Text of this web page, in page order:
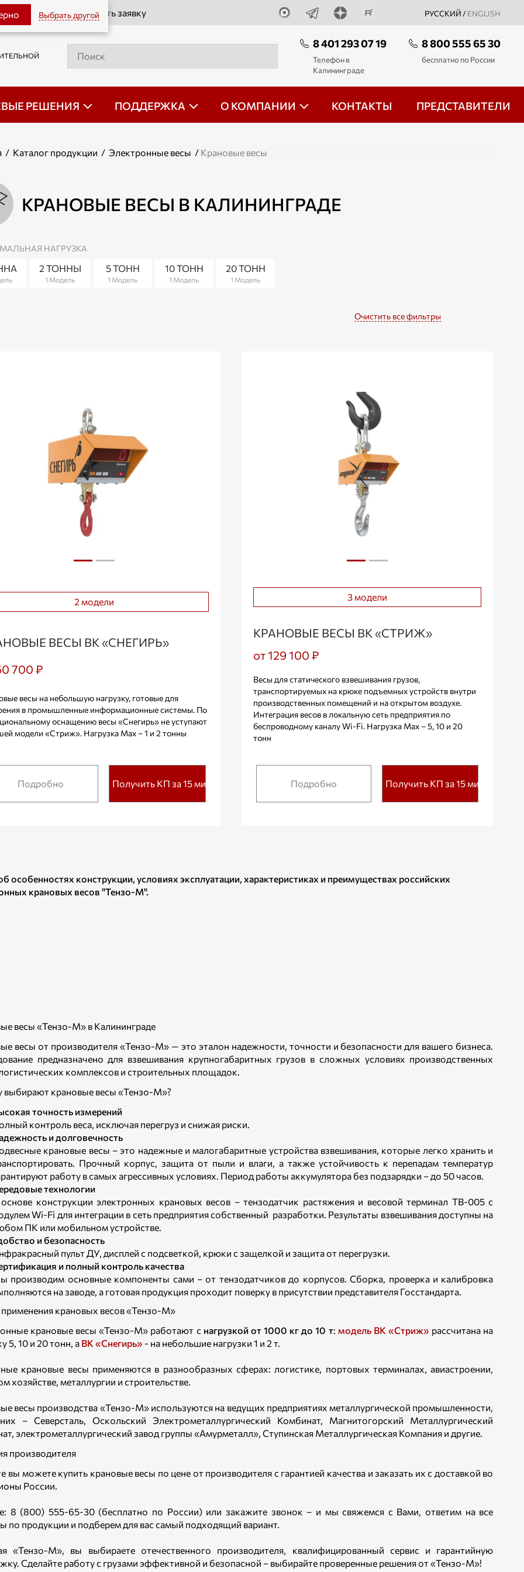
Выбрать другой РУССКИЙ / ENGLISH
Оставить заявку
8 401 293 07 19
Телефон в
Калининграде
8 800 555 65 30
бесплатно по России
РЕШЕНИЯ ПОДДЕРЖКА О КОМПАНИИ КОНТАКТЫ ПРЕДСТАВИТЕЛИ
/ Каталог продукции / Электронные весы / Крановые весы
КРАНОВЫЕ ВЕСЫ В КАЛИНИНГРАДЕ
НАГРУЗКА
2 ТОННЫ
1 Модель
5 ТОНН
1 Модель
10 ТОНН
1 Модель
20 ТОНН
1 Модель
Очистить все фильтры
2 модели
ВЕСЫ ВК «СНЕГИРЬ»
700 ₽
весы на небольшую нагрузку, готовые для
в промышленные информационные системы. По
оснащению весы «Снегирь» не уступают
модели «Стриж». Нагрузка Max – 1 и 2 тонны
Подробно Получить КП за 15 мин.
3 модели
КРАНОВЫЕ ВЕСЫ ВК «СТРИЖ»
от 129 100 ₽
Весы для статического взвешивания грузов,
транспортируемых на крюке подъемных устройств внутри
производственных помещений и на открытом воздухе.
Интеграция весов в локальную сеть предприятия по
беспроводному каналу Wi-Fi. Нагрузка Max – 5, 10 и 20
тонн
Подробно Получить КП за 15 мин.
особенностях конструкции, условиях эксплуатации, характеристиках и преимуществах российских
крановых весов "Тензо-М".
весы «Тензо-М» в Калининграде
весы от производителя «Тензо-М» — это эталон надежности, точности и безопасности для вашего бизнеса.
предназначено для взвешивания крупногабаритных грузов в сложных условиях производственных
комплексов и строительных площадок.
выбирают крановые весы «Тензо-М»?
точность измерений
контроль веса, исключая перегруз и снижая риски.
и долговечность
крановые весы – это надежные и малогабаритные устройства взвешивания, которые легко хранить и
Прочный корпус, защита от пыли и влаги, а также устойчивость к перепадам температур
работу в самых агрессивных условиях. Период работы аккумулятора без подзарядки – до 50 часов.
технологии
конструкции электронных крановых весов – тензодатчик растяжения и весовой терминал ТВ-005 с
Wi-Fi для интеграции в сеть предприятия собственный разработки. Результаты взвешивания доступны на
ПК или мобильном устройстве.
и безопасность
пульт ДУ, дисплей с подсветкой, крюки с защелкой и защита от перегрузки.
и полный контроль качества
производим основные компоненты сами – от тензодатчиков до корпусов. Сборка, проверка и калибровка
на заводе, а готовая продукция проходит поверку в присутствии представителя Госстандарта.
крановых весов «Тензо-М»
крановые весы «Тензо-М» работают с нагрузкой от 1000 кг до 10 т: модель ВК «Стриж» рассчитана на
5, 10 и 20 тонн, а ВК «Снегирь» - на небольшие нагрузки 1 и 2 т.
крановые весы применяются в разнообразных сферах: логистике, портовых терминалах, авиастроении,
хозяйстве, металлургии и строительстве.
весы производства «Тензо-М» используются на ведущих предприятиях металлургической промышленности,
– Северсталь, Оскольский Электрометаллургический Комбинат, Магнитогорский Металлургический
электрометаллургический завод группы «Амурметалл», Ступинская Металлургическая Компания и другие.
производителя
вы можете купить крановые весы по цене от производителя с гарантией качества и заказать их с доставкой во
России.
8 (800) 555-65-30 (бесплатно по России) или закажите звонок – и мы свяжемся с Вами, ответим на все
по продукции и подберем для вас самый подходящий вариант.
«Тензо-М», вы выбираете отечественного производителя, квалифицированный сервис и гарантийную
Сделайте работу с грузами эффективной и безопасной – выбирайте проверенные решения от «Тензо-М»!